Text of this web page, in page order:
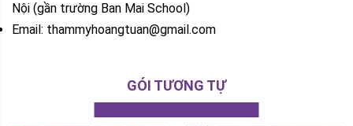
Nội (gần trường Ban Mai School)
Email: thammyhoangtuan@gmail.com
GÓI TƯƠNG TỰ